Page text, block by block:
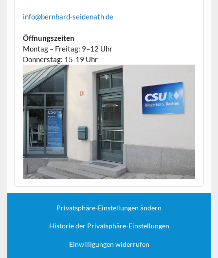
info@bernhard-seidenath.de
Öffnungszeiten
Montag – Freitag: 9–12 Uhr
Donnerstag: 15-19 Uhr
Privatsphäre-Einstellungen ändern
Historie der Privatsphäre-Einstellungen
Einwilligungen widerrufen